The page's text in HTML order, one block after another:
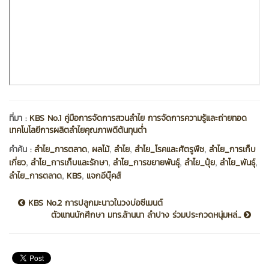
ที่มา : KBS No.1 คู่มือการจัดการสวนลำไย การจัดการความรู้และถ่ายทอด
เทคโนโลยีการผลิตลำไยคุณภาพดีต้นทุนต่ำ
คำค้น :ลำไย_การตลาด, ผลไม้, ลำไย, ลำไย_โรคและศัตรูพืช, ลำไย_การเก็บ
เกี่ยว, ลำไย_การเก็บและรักษา, ลำไย_การขยายพันธุ์, ลำไย_ปุ๋ย, ลำไย_พันธุ์,
ลำไย_การตลาด, KBS, แจกอีบุ๊คส์
KBS No.2 การปลูกมะนาวในวงบ่อซีเมนต์
ตัวแทนนักศึกษา มทร.ล้านนา ลำปาง ร่วมประกวดหนุ่มหล่...